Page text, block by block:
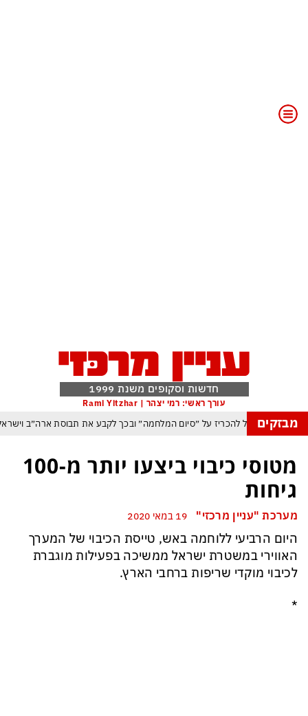
חדשות וסקופים משנת 1999
עורך ראשי: רמי יצהר | Rami Yitzhar
מבזקים
וטראמפ שוקל להכריז על ״סיום המלחמה״ ובכך לקבע את תבוסת ארה״ב
ארדואן, בן סלמן ופקיסטן נחתמה בקריאה לעולם המוסלמי כולו להתאחד נגד
משבר האקלים הגיע עד לכור הגרעיני – והונגריה קיבלה הצצה מפחידה
הגרעינית חותמות על הסכם הגנה המשנה מהיסוד את מאזן הכוחות
במשחק חסר החשיבות מדגישה את התגברות החוליגניזם הפראי בכדורגל
מטוסי כיבוי ביצעו יותר מ-100
גיחות
מערכת "עניין מרכזי" 19 במאי 2020
היום הרביעי ללוחמה באש, טייסת הכיבוי של המערך
האווירי במשטרת ישראל ממשיכה בפעילות מוגברת
לכיבוי מוקדי שריפות ברחבי הארץ.
*